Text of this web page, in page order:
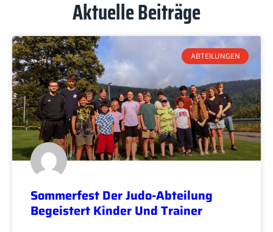
Aktuelle Beiträge
ABTEILUNGEN
Sommerfest Der Judo-Abteilung
Begeistert Kinder Und Trainer